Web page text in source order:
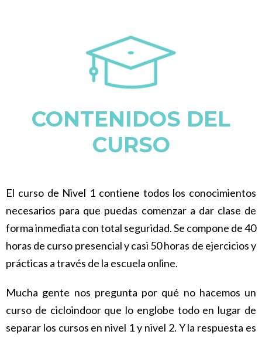
CONTENIDOS DEL
CURSO
El curso de Nivel 1 contiene todos los conocimientos
necesarios para que puedas comenzar a dar clase de
forma inmediata con total seguridad. Se compone de 40
horas de curso presencial y casi 50 horas de ejercicios y
prácticas a través de la escuela online.
Mucha gente nos pregunta por qué no hacemos un
curso de cicloindoor que lo englobe todo en lugar de
separar los cursos en nivel 1 y nivel 2. Y la respuesta es